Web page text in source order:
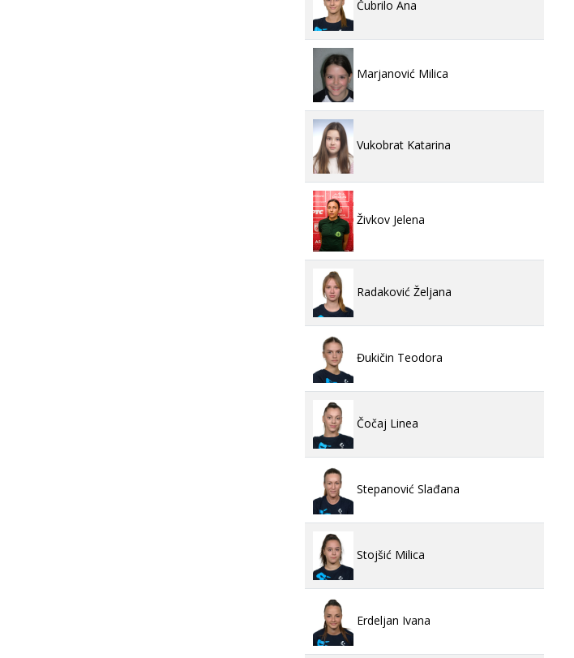
Čubrilo Ana
Marjanović Milica
Vukobrat Katarina
Živkov Jelena
Radaković Željana
Đukičin Teodora
Čočaj Linea
Stepanović Slađana
Stojšić Milica
Erdeljan Ivana